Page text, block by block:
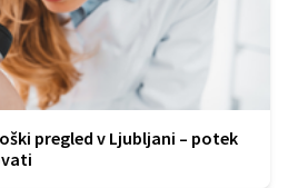
pregled v Ljubljani – potek